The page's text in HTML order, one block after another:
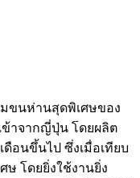
ขนห่านสุดพิเศษของ
ข้าจากญี่ปุ่น โดยผลิต
อนขึ้นไป ซึ่งเมื่อเทียบ
โดยยิ่งใช้งานยิ่ง